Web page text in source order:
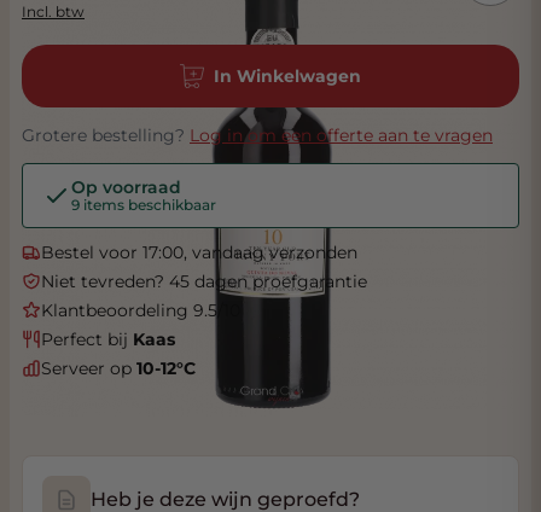
Incl. btw
In Winkelwagen
Grotere bestelling? Log in om een offerte aan te vragen
Op voorraad
9 items beschikbaar
Bestel voor 17:00, vandaag verzonden
Niet tevreden? 45 dagen proefgarantie
Klantbeoordeling 9.5/10
Perfect bij Kaas
Serveer op 10-12°C
Heb je deze wijn geproefd?